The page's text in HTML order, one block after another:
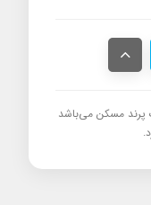
پرند مسکن می‌باشد